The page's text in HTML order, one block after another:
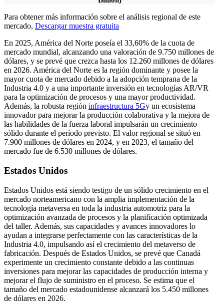
Para obtener más información sobre el análisis regional de este
mercado, Descargar muestra gratuita
En 2025, América del Norte poseía el 33,60% de la cuota de
mercado mundial, alcanzando una valoración de 9.750 millones de
dólares, y se prevé que crezca hasta los 12.260 millones de dólares
en 2026. América del Norte es la región dominante y posee la
mayor cuota de mercado debido a la adopción temprana de la
Industria 4.0 y a una importante inversión en tecnologías AR/VR
para la optimización de procesos y una mayor productividad.
Además, la robusta región infraestructura 5Gy un ecosistema
innovador para mejorar la producción colaborativa y la mejora de
las habilidades de la fuerza laboral impulsarán un crecimiento
sólido durante el período previsto. El valor regional se situó en
7.900 millones de dólares en 2024, y en 2023, el tamaño del
mercado fue de 6.530 millones de dólares.
Estados Unidos
Estados Unidos está siendo testigo de un sólido crecimiento en el
mercado norteamericano con la amplia implementación de la
tecnología metaversa en toda la industria automotriz para la
optimización avanzada de procesos y la planificación optimizada
del taller. Además, sus capacidades y avances innovadores lo
ayudan a integrarse perfectamente con las características de la
Industria 4.0, impulsando así el crecimiento del metaverso de
fabricación. Después de Estados Unidos, se prevé que Canadá
experimente un crecimiento constante debido a las continuas
inversiones para mejorar las capacidades de producción interna y
mejorar el flujo de suministro en el proceso. Se estima que el
tamaño del mercado estadounidense alcanzará los 5.450 millones
de dólares en 2026.